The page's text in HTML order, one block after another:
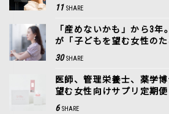
11 SHARE
「産めないかも」から3
が「子どもを望む女性の
つくるまで。
30 SHARE
医師、管理栄養士、薬学
望む女性向けサプリ定期
の声
6 SHARE